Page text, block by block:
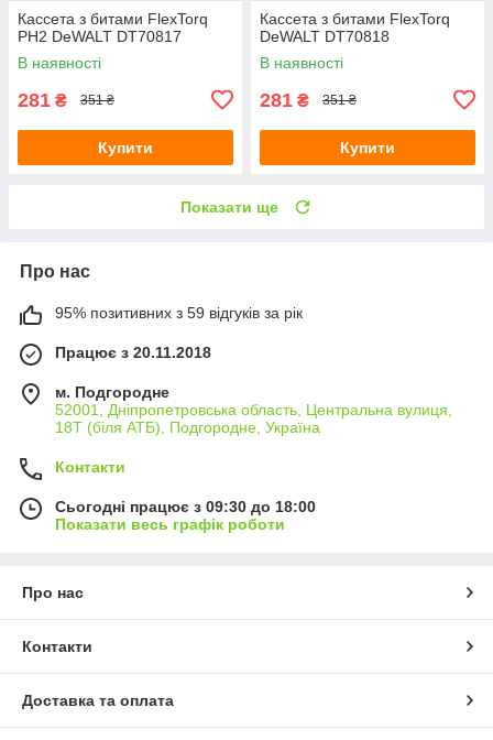
Кассета з битами FlexTorq
PH2 DeWALT DT70817
В наявності
281 ₴ 351 ₴
Купити
Кассета з битами FlexTorq
DeWALT DT70818
В наявності
281 ₴ 351 ₴
Купити
Показати ще
Про нас
95% позитивних з 59 відгуків за рік
Працює з 20.11.2018
м. Подгородне
52001, Дніпропетровська область, Центральна вулиця,
18Т (біля АТБ), Подгородне, Україна
Контакти
Сьогодні працює з 09:30 до 18:00
Показати весь графік роботи
Про нас
Контакти
Доставка та оплата